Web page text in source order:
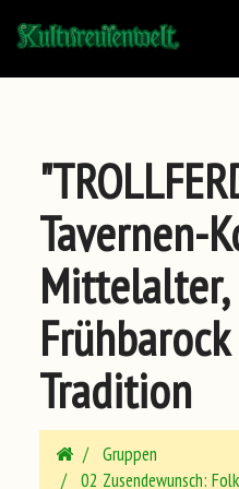
Tavernen-
Mittelalter,
Tradition
Gruppen
02 Zusendewunsch: